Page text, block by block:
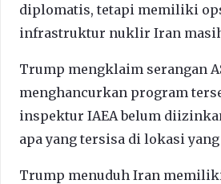
diplomatis, tetapi memiliki
infrastruktur nuklir Iran
Trump mengklaim serangan
menghancurkan program
inspektur IAEA belum
apa yang tersisa di lokasi
Trump menuduh Iran